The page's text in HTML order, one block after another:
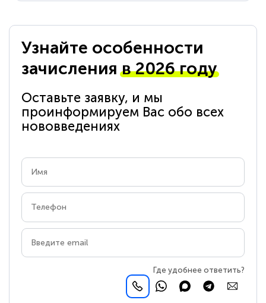
Узнайте особенности
зачисленияв 2026 году
Оставьте заявку, и мы
проинформируем Вас обо всех
нововведениях
Где удобнее ответить?